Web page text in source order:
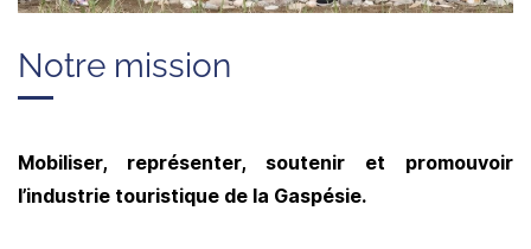
Notre mission
Mobiliser, représenter, soutenir et promouvoir
l’industrie touristique de la Gaspésie.